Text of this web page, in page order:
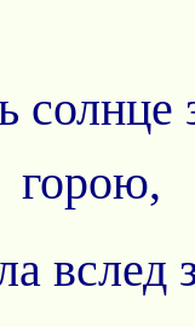
солнце
горою,
вслед